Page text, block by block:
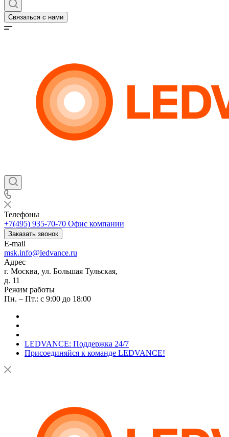
Связаться с нами
Телефоны
+7(495) 935-70-70 Офис компании
Заказать звонок
E-mail
msk.info@ledvance.ru
Адрес
г. Москва, ул. Большая Тульская,
д. 11
Режим работы
Пн. – Пт.: с 9:00 до 18:00
LEDVANCE: Поддержка 24/7
Присоединяйся к команде LEDVANCE!